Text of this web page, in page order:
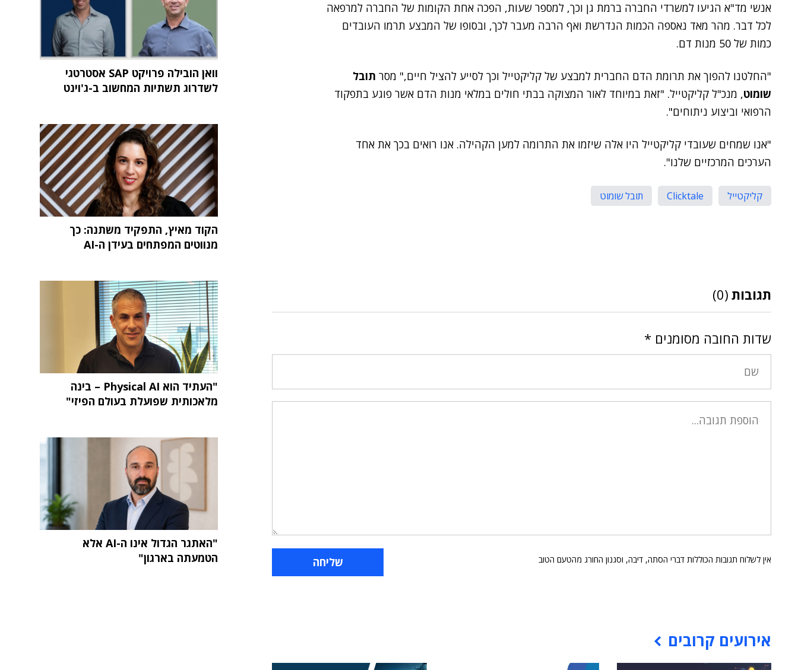
אנשי מד"א הגיעו למשרדי החברה ברמת גן וכך, למספר שעות, הפכה אחת הקומות של החברה למרפאה
לכל דבר. מהר מאד נאספה הכמות הנדרשת ואף הרבה מעבר לכך, ובסופו של המבצע תרמו העובדים
כמות של 50 מנות דם.
"החלטנו להפוך את תרומת הדם החברית למבצע של קליקטייל וכך לסייע להציל חיים," מסר תובל
שומוט, מנכ"ל קליקטייל. "זאת במיוחד לאור המצוקה בבתי חולים במלאי מנות הדם אשר פוגע בתפקוד
הרפואי וביצוע ניתוחים".
"אנו שמחים שעובדי קליקטייל היו אלה שיזמו את התרומה למען הקהילה. אנו רואים בכך את אחד
הערכים המרכזיים שלנו".
קליקטייל Clicktale תובל שומוט
תגובות (0)
שדות החובה מסומנים *
אין לשלוח תגובות הכוללות דברי הסתה, דיבה, וסגנון החורג מהטעם הטוב
אירועים קרובים
וואן הובילה פרויקט SAP אסטרטגי
לשדרוג תשתיות המחשוב ב-ג'וינט
הקוד מאיץ, התפקיד משתנה: כך
מנווטים המפתחים בעידן ה-AI
"העתיד הוא Physical AI – בינה
מלאכותית שפועלת בעולם הפיזי"
"האתגר הגדול אינו ה-AI אלא
הטמעתה בארגון"